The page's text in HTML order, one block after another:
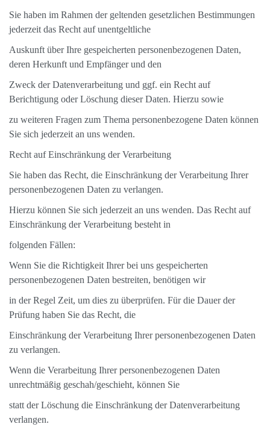
Sie haben im Rahmen der geltenden gesetzlichen Bestimmungen
jederzeit das Recht auf unentgeltliche
Auskunft über Ihre gespeicherten personenbezogenen Daten,
deren Herkunft und Empfänger und den
Zweck der Datenverarbeitung und ggf. ein Recht auf
Berichtigung oder Löschung dieser Daten. Hierzu sowie
zu weiteren Fragen zum Thema personenbezogene Daten können
Sie sich jederzeit an uns wenden.
Recht auf Einschränkung der Verarbeitung
Sie haben das Recht, die Einschränkung der Verarbeitung Ihrer
personenbezogenen Daten zu verlangen.
Hierzu können Sie sich jederzeit an uns wenden. Das Recht auf
Einschränkung der Verarbeitung besteht in
folgenden Fällen:
Wenn Sie die Richtigkeit Ihrer bei uns gespeicherten
personenbezogenen Daten bestreiten, benötigen wir
in der Regel Zeit, um dies zu überprüfen. Für die Dauer der
Prüfung haben Sie das Recht, die
Einschränkung der Verarbeitung Ihrer personenbezogenen Daten
zu verlangen.
Wenn die Verarbeitung Ihrer personenbezogenen Daten
unrechtmäßig geschah/geschieht, können Sie
statt der Löschung die Einschränkung der Datenverarbeitung
verlangen.